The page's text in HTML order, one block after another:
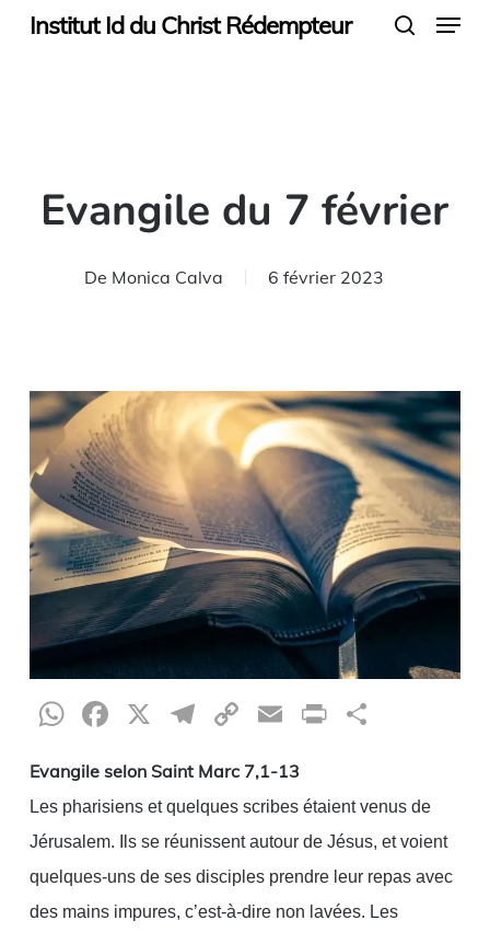
SkipInstitut Id du Christ Rédempteur Menu
Evangile du 7 février
De Monica Calva 6 février 2023
WhatsApp
Facebook
X Telegram
CopyEmailPrint
Evangile selon Saint Marc 7,1-13
Les pharisiens et quelques scribes étaient venus de
Jérusalem. Ils se réunissent autour de Jésus, et voient
quelques-uns de ses disciples prendre leur repas avec
des mains impures, c’est-à-dire non lavées. Les